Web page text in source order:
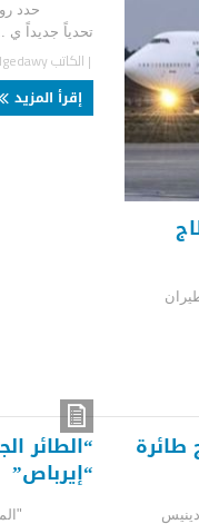
حدد روبرت بالارد،
تحدياً جديداً ي ...
| الكاتب Ashraf elgedawy
إقرأ المزيد
“الطائر
“إيرباص”
"المسلة السياحية"